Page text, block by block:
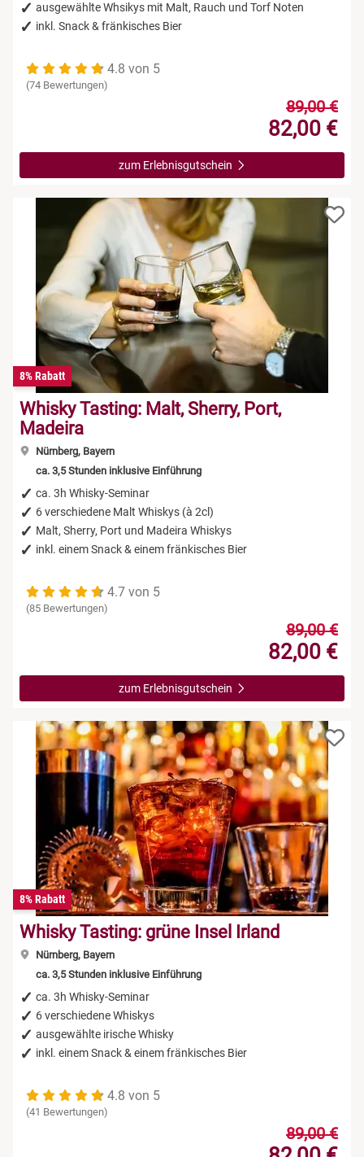
ausgewählte Whsikys mit Malt, Rauch und Torf Noten
inkl. Snack & fränkisches Bier
4.8 von 5
(74 Bewertungen)
89,00 €
82,00 €
zum Erlebnisgutschein
8% Rabatt
Whisky Tasting: Malt, Sherry, Port,
Madeira
Nürnberg, Bayern
ca. 3,5 Stunden inklusive Einführung
ca. 3h Whisky-Seminar
6 verschiedene Malt Whiskys (à 2cl)
Malt, Sherry, Port und Madeira Whiskys
inkl. einem Snack & einem fränkisches Bier
4.7 von 5
(85 Bewertungen)
89,00 €
82,00 €
zum Erlebnisgutschein
8% Rabatt
Whisky Tasting: grüne Insel Irland
Nürnberg, Bayern
ca. 3,5 Stunden inklusive Einführung
ca. 3h Whisky-Seminar
6 verschiedene Whiskys
ausgewählte irische Whisky
inkl. einem Snack & einem fränkisches Bier
4.8 von 5
(41 Bewertungen)
89,00 €